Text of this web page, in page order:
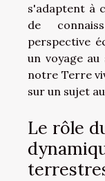
s'adaptent à
de
perspective
un voyage
notre Terre
sur un sujet
Le rôle